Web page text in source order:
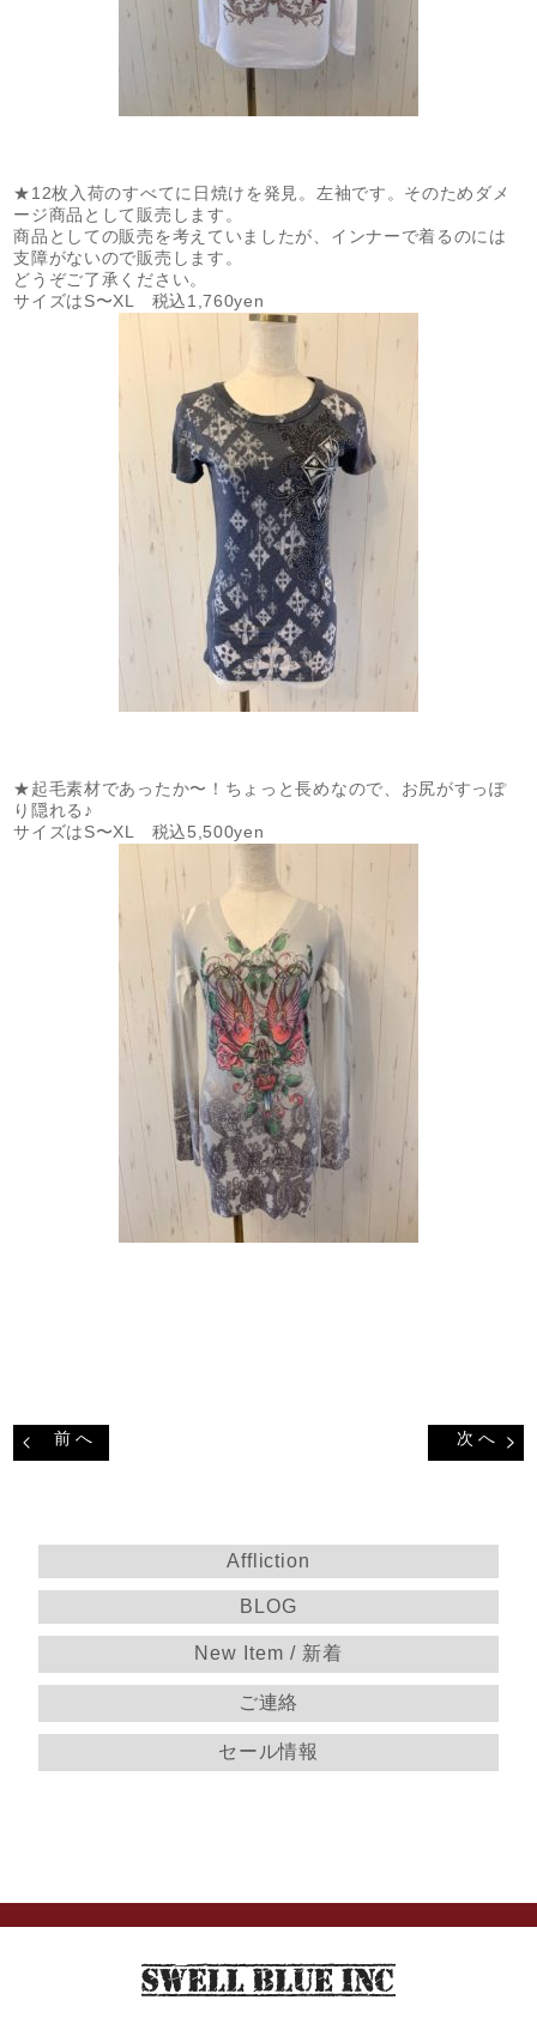
★12枚入荷のすべてに日焼けを発見。左袖です。そのためダメ
ージ商品として販売します。
商品としての販売を考えていましたが、インナーで着るのには
支障がないので販売します。
どうぞご了承ください。
サイズはS〜XL 税込1,760yen
★起毛素材であったか〜！ちょっと長めなので、お尻がすっぽ
り隠れる♪
サイズはS〜XL 税込5,500yen
前 へ 次 へ
Affliction
BLOG
New Item / 新着
ご連絡
セール情報